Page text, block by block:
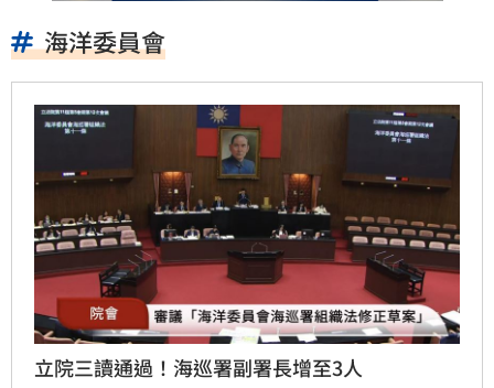
海洋委員會
立院三讀通過！海巡署副署長增至3人